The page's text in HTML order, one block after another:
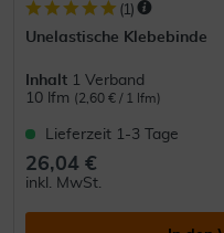
(1 )
Unelastische Klebebinde
Inhalt 1 Verband
10 lfm (2,60 € / 1 lfm)
Lieferzeit 1-3 Tage
26,04 €
inkl. MwSt.